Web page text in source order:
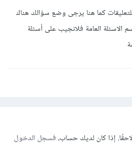
كما هنا يرجى وضع سؤالك هناك
العامة فلانجيب على أسئلة
إذا كان لديك حساب،فسجل الدخول